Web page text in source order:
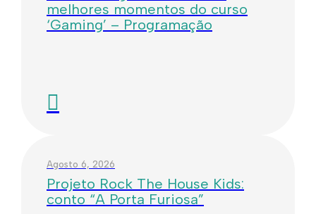
melhores momentos do curso
‘Gaming’ – Programação
Agosto 6, 2026
Projeto Rock The House Kids:
conto “A Porta Furiosa”